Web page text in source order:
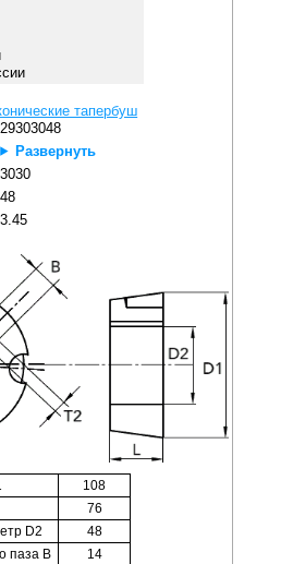
тапербуш
29303048
Развернуть
3030
48
3.45
108
76
D2
48
паза B
14